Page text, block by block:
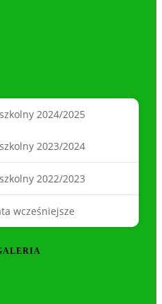
2024/2025
2023/2024
2022/2023
wcześniejsze